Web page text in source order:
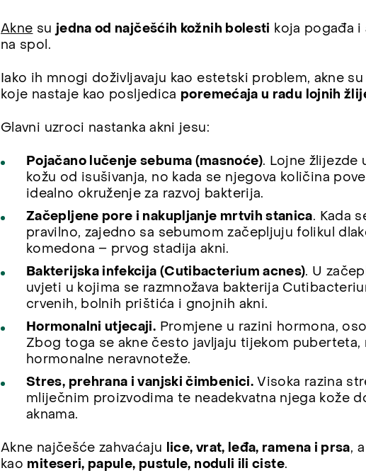
Akne su jedna od najčešćih kožnih bolesti koja pogađa
na spol.
Iako ih mnogi doživljavaju kao estetski problem, akne su
koje nastaje kao posljedica poremećaja u radu lojnih
Glavni uzroci nastanka akni jesu:
Pojačano lučenje sebuma (masnoće). Lojne žlijezde
kožu od isušivanja, no kada se njegova količina
idealno okruženje za razvoj bakterija.
Začepljene pore i nakupljanje mrtvih stanica. Kada
pravilno, zajedno sa sebumom začepljuju folikul
komedona – prvog stadija akni.
Bakterijska infekcija (Cutibacterium acnes). U
uvjeti u kojima se razmnožava bakterija
crvenih, bolnih prištića i gnojnih akni.
Hormonalni utjecaji. Promjene u razini hormona,
Zbog toga se akne često javljaju tijekom
hormonalne neravnoteže.
Stres, prehrana i vanjski čimbenici.Visoka razina
mliječnim proizvodima te neadekvatna njega kože
aknama.
Akne najčešće zahvaćaju lice, vrat, leđa, ramena i prsa,
kao miteseri, papule, pustule, noduli ili ciste.